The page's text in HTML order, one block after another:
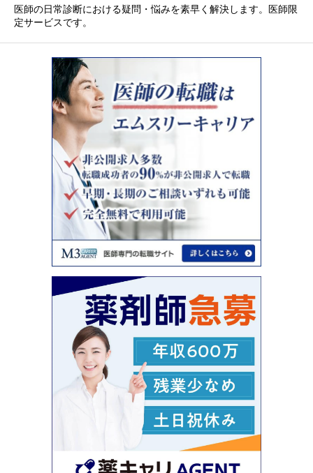
医師の⽇常診断における疑問・悩みを素早く解決します。医師限
定サービスです。